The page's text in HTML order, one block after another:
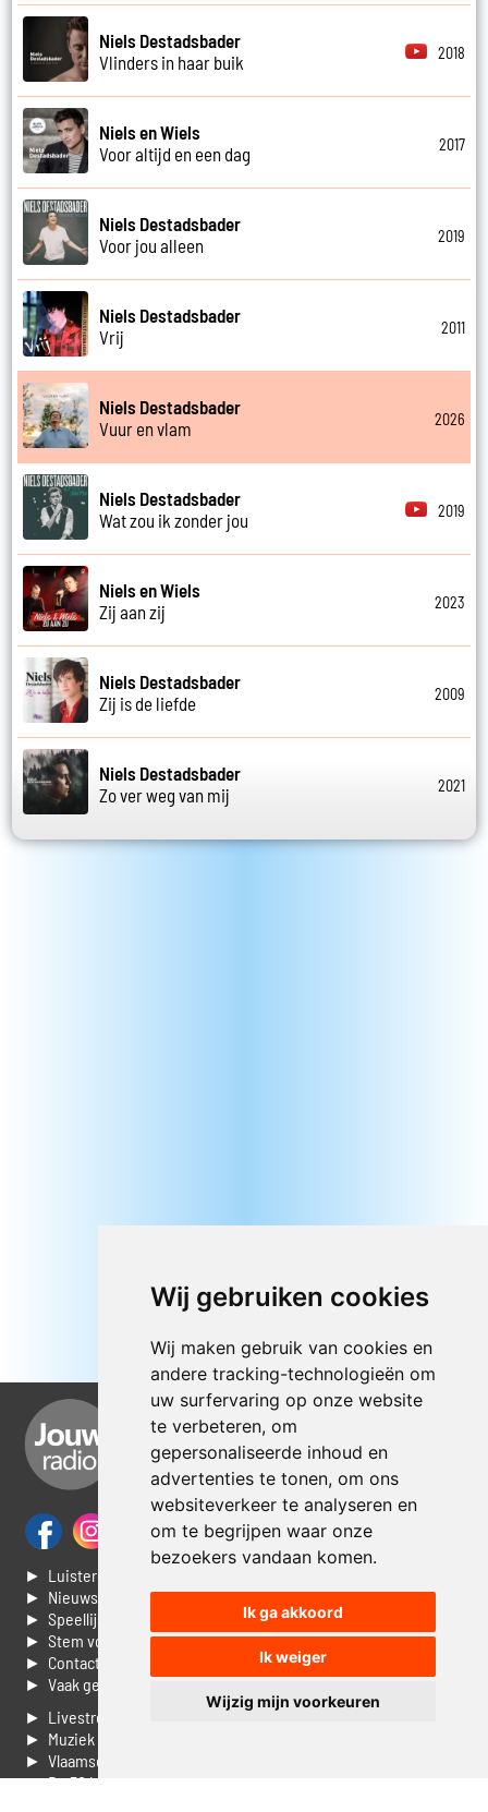
Wij gebruiken cookies
Wij maken gebruik van cookies en
andere tracking-technologieën om
uw surfervaring op onze website
te verbeteren, om
gepersonaliseerde inhoud en
advertenties te tonen, om ons
websiteverkeer te analyseren en
om te begrijpen waar onze
bezoekers vandaan komen.
Ik ga akkoord
Ik weiger
Wijzig mijn voorkeuren
Niels Destadsbader
Vlinders in haar buik
2018
Niels en Wiels
Voor altijd en een dag
2017
Niels Destadsbader
Voor jou alleen
2019
Niels Destadsbader
Vrij
2011
Niels Destadsbader
Vuur en vlam
2026
Niels Destadsbader
Wat zou ik zonder jou
2019
Niels en Wiels
Zij aan zij
2023
Niels Destadsbader
Zij is de liefde
2009
Niels Destadsbader
Zo ver weg van mij
2021
► Luisteren naar Jouwradio
► Nieuws
► Speellijst
► Stem voor de Dag top 3
► Contacteer ons
► Vaak gestelde vragen
► Livestream informatie
► Muziek opzoeken
► Vlaamse 100 Aller tijden
► De 50 beste van...